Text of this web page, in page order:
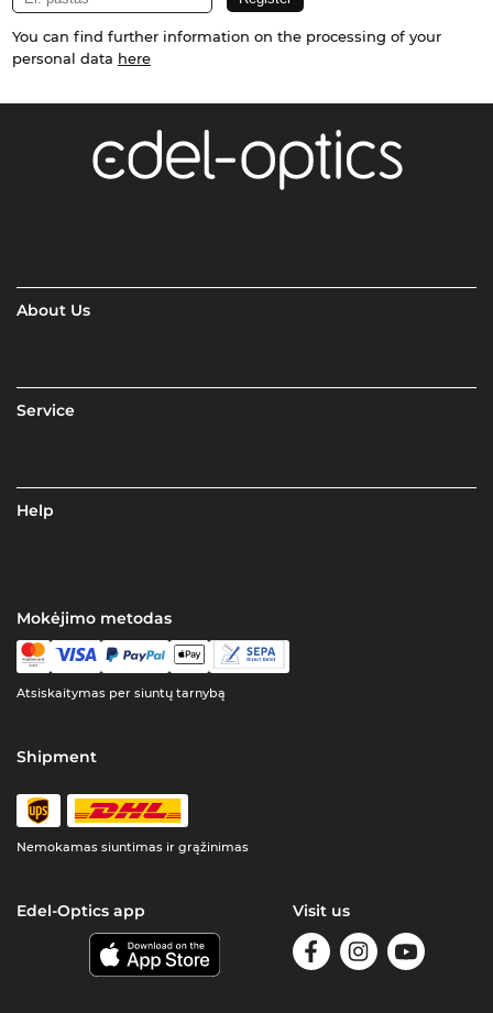
You can find further information on the processing of your
personal data here
About Us
Service
Help
Mokėjimo metodas
Atsiskaitymas per siuntų tarnybą
Shipment
Nemokamas siuntimas ir grąžinimas
Edel-Optics app Visit us